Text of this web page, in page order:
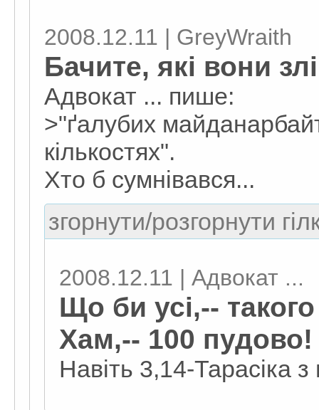
2008.12.11 | GreyWraith
Бачите, які вони
Адвокат ... пише:
>"ґалубих
кількостях".
Хто б сумнівався...
згорнути/розгорнути
2008.12.11 | Адвокат ...
Що би усі,--
Хам,-- 100 пудово!
Навіть 3,14-Тарасіка з